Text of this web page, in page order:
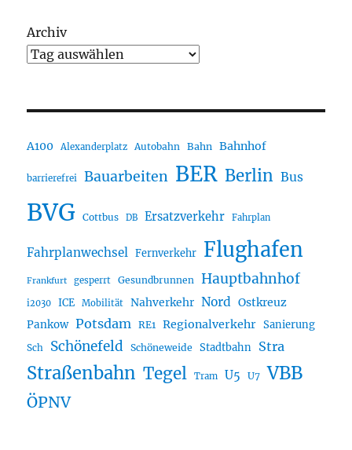
Archiv
A100 Alexanderplatz Autobahn Bahn Bahnhof
barrierefrei Bauarbeiten BER Berlin Bus
BVG Cottbus DB Ersatzverkehr Fahrplan
Fahrplanwechsel Fernverkehr Flughafen
Frankfurt gesperrt Gesundbrunnen Hauptbahnhof
i2030 ICE Mobilität Nahverkehr Nord Ostkreuz
Pankow Potsdam RE1 Regionalverkehr Sanierung
Sch Schönefeld Schöneweide Stadtbahn Stra
Straßenbahn Tegel Tram U5 U7 VBB
ÖPNV